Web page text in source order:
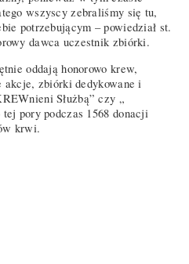
wszyscy zebraliśmy się tu,
potrzebującym – powiedział st.
dawca uczestnik zbiórki.
oddają honorowo krew,
akcje, zbiórki dedykowane i
Służbą” czy „
pory podczas 1568 donacji
krwi.